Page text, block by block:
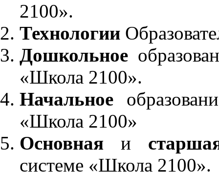
2100».
Технологии
Дошкольное
«Школа 2100».
Начальное
«Школа 2100»
Основнаяи
системе «Школа 2100».